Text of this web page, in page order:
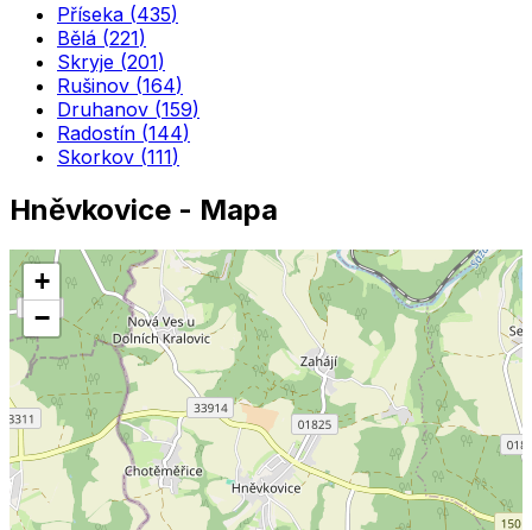
Příseka (435)
Bělá (221)
Skryje (201)
Rušinov (164)
Druhanov (159)
Radostín (144)
Skorkov (111)
Hněvkovice - Mapa
+
−